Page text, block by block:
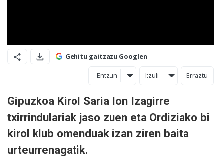
Gehitu gaitzazu Googlen
Entzun Itzuli Erraztu
Gipuzkoa Kirol Saria Ion Izagirre
txirrindulariak jaso zuen eta Ordiziako bi
kirol klub omenduak izan ziren baita
urteurrenagatik.